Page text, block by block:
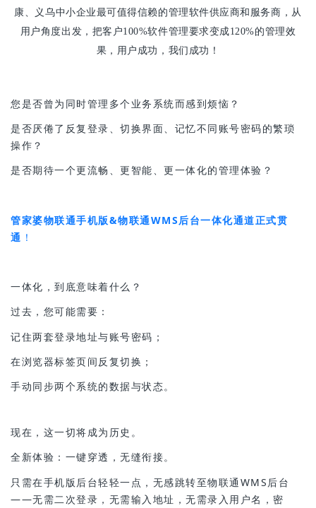
康、义乌中小企业最可值得信赖的管理软件供应商和服务商，从
用户角度出发，把客户100%软件管理要求变成120%的管理效
果，用户成功，我们成功！
您是否曾为同时管理多个业务系统而感到烦恼？
是否厌倦了反复登录、切换界面、记忆不同账号密码的繁琐
操作？
是否期待一个更流畅、更智能、更一体化的管理体验？
管家婆物联通手机版&物联通WMS后台一体化通道正式贯
通 ！
一体化，到底意味着什么？
过去，您可能需要：
记住两套登录地址与账号密码；
在浏览器标签页间反复切换；
手动同步两个系统的数据与状态。
现在，这一切将成为历史。
全新体验：一键穿透，无缝衔接。
只需在手机版后台轻轻一点，无感跳转至物联通WMS后台
——无需二次登录，无需输入地址，无需录入用户名，密